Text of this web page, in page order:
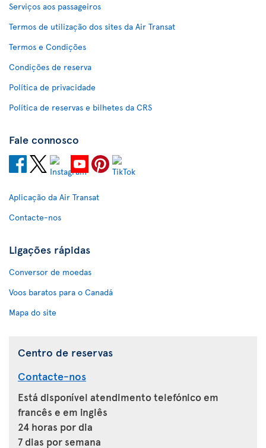
Serviços aos passageiros
Termos de utilização dos sites da Air Transat
Termos e Condições
Condições de reserva
Política de privacidade
Política de reservas e bilhetes da CRS
Fale connosco
Aplicação da Air Transat
Contacte-nos
Ligações rápidas
Conversor de moedas
Voos baratos para o Canadá
Mapa do site
Centro de reservas
Contacte-nos
Está disponível atendimento telefónico em
francês e em inglês
24 horas por dia
7 dias por semana